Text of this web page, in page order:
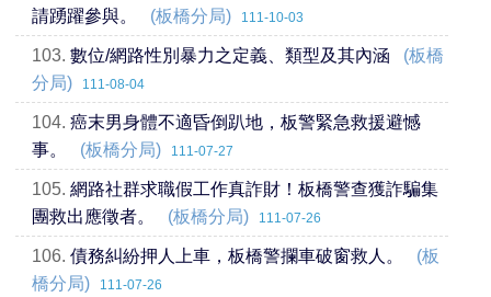
請踴躍參與。
(板橋分局) 111-10-03
103. 數位/網路性別暴力之定義、類型及其內涵
(板橋
分局)
111-08-04
104. 癌末男身體不適昏倒趴地，板警緊急救援避憾
事。
(板橋分局) 111-07-27
105. 網路社群求職假工作真詐財！板橋警查獲詐騙集
團救出應徵者。
(板橋分局) 111-07-26
106. 債務糾紛押人上車，板橋警攔車破窗救人。
(板
橋分局)
111-07-26